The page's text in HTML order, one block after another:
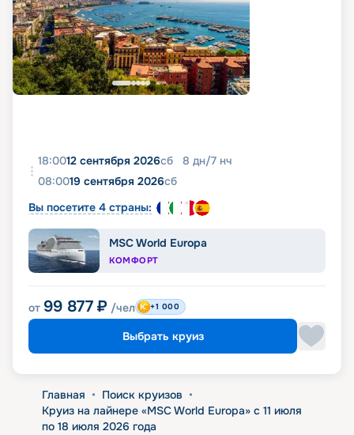
18:0012 сентября 2026сб 8 дн/7 нч
08:0019 сентября 2026сб
Вы посетите 4 страны:
MSC World Europa
КОМФОРТ
от 99 877 ₽ /чел +1 000
Выбрать круиз
Главная • Поиск круизов •
Круиз на лайнере «MSC World Europa» с 11 июля
по 18 июля 2026 года